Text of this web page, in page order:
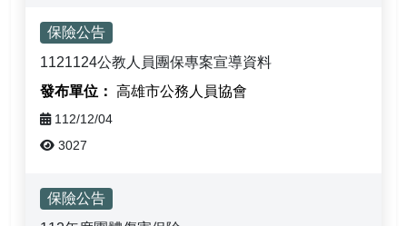
保險公告
1121124公教人員團保專案宣導資料
高雄市公務人員協會
112/12/04
3027
保險公告